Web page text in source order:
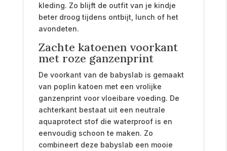
kleding. Zo blijft de outfit van je kindje
beter droog tijdens ontbijt, lunch of het
avondeten.
Zachte katoenen voorkant
met roze ganzenprint
De voorkant van de babyslab is gemaakt
van poplin katoen met een vrolijke
ganzenprint voor vloeibare voeding. De
achterkant bestaat uit een neutrale
aquaprotect stof die waterproof is en
eenvoudig schoon te maken. Zo
combineert deze babyslab een mooie